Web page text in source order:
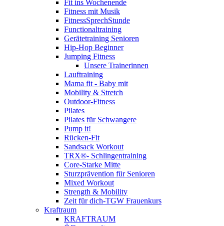
Fit ins Wochenende
Fitness mit Musik
FitnessSprechStunde
Functionaltraining
Gerätetraining Senioren
Hip-Hop Beginner
Jumping Fitness
Unsere Trainerinnen
Lauftraining
Mama fit - Baby mit
Mobility & Stretch
Outdoor-Fitness
Pilates
Pilates für Schwangere
Pump it!
Rücken-Fit
Sandsack Workout
TRX®- Schlingentraining
Core-Starke Mitte
Sturzprävention für Senioren
Mixed Workout
Strength & Mobility
Zeit für dich-TGW Frauenkurs
Kraftraum
KRAFTRAUM